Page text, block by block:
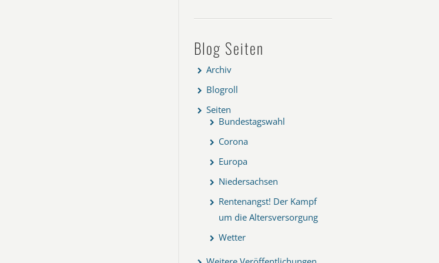
Blog Seiten
Archiv
Blogroll
Seiten
Bundestagswahl
Corona
Europa
Niedersachsen
Rentenangst! Der Kampf
um die Altersversorgung
Wetter